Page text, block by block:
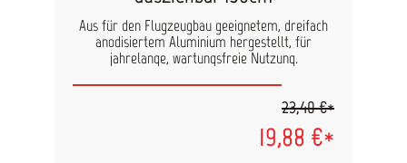
Aus für den Flugzeugbau geeignetem, dreifach
anodisiertem Aluminium hergestellt, für
jahrelange, wartungsfreie Nutzung.
19,88 €*
23,40 €*